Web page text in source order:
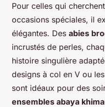
Pour celles qui
occasions spéciales, il
élégantes. Des abies
incrustés de perles,
histoire singulière
designs à col en V ou
sont idéaux pour des
ensembles abaya